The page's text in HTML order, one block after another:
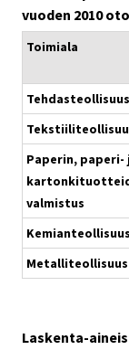
vuoden 2010
Toimiala
Tehdasteollisuus
Paperin, paperi-
valmistus
Kemianteollisuus
Metalliteollisuus
Laskenta-